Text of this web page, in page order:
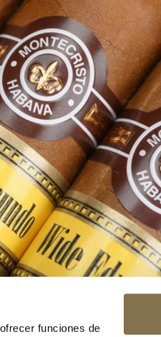
funciones de